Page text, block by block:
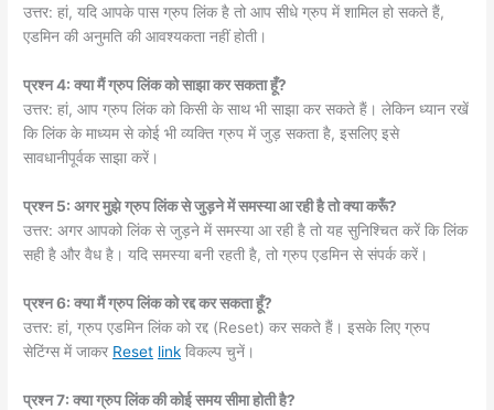
उत्तर: हां, यदि आपके पास ग्रुप लिंक है तो आप सीधे ग्रुप में शामिल हो सकते हैं,
एडमिन की अनुमति की आवश्यकता नहीं होती।
प्रश्न 4: क्या मैं ग्रुप लिंक को साझा कर सकता हूँ?
उत्तर: हां, आप ग्रुप लिंक को किसी के साथ भी साझा कर सकते हैं। लेकिन ध्यान रखें
कि लिंक के माध्यम से कोई भी व्यक्ति ग्रुप में जुड़ सकता है, इसलिए इसे
सावधानीपूर्वक साझा करें।
प्रश्न 5: अगर मुझे ग्रुप लिंक से जुड़ने में समस्या आ रही है तो क्या करूँ?
उत्तर: अगर आपको लिंक से जुड़ने में समस्या आ रही है तो यह सुनिश्चित करें कि लिंक
सही है और वैध है। यदि समस्या बनी रहती है, तो ग्रुप एडमिन से संपर्क करें।
प्रश्न 6: क्या मैं ग्रुप लिंक को रद्द कर सकता हूँ?
उत्तर: हां, ग्रुप एडमिन लिंक को रद्द (Reset) कर सकते हैं। इसके लिए ग्रुप
सेटिंग्स में जाकर Reset link विकल्प चुनें।
प्रश्न 7: क्या ग्रुप लिंक की कोई समय सीमा होती है?